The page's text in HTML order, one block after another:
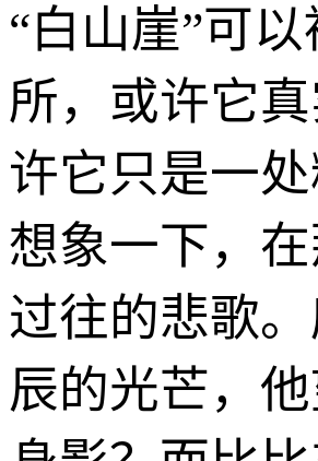
“白山崖”可
所，或许它
许它只是一
想象一下，
过往的悲歌
辰的光芒，